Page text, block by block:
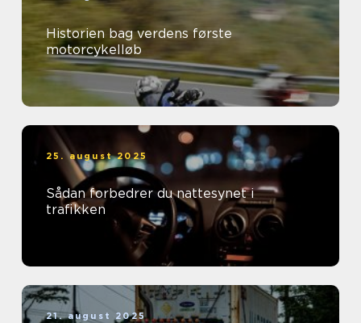
Historien bag verdens første
motorcykelløb
25. august 2025
Sådan forbedrer du nattesynet i
trafikken
21. august 2025